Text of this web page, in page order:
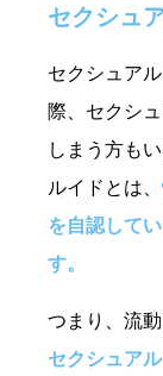
セクシュ
セクシュア
際、セクシ
しまう方も
ルイドとは、
を自認して
す。
つまり、流
セクシュア